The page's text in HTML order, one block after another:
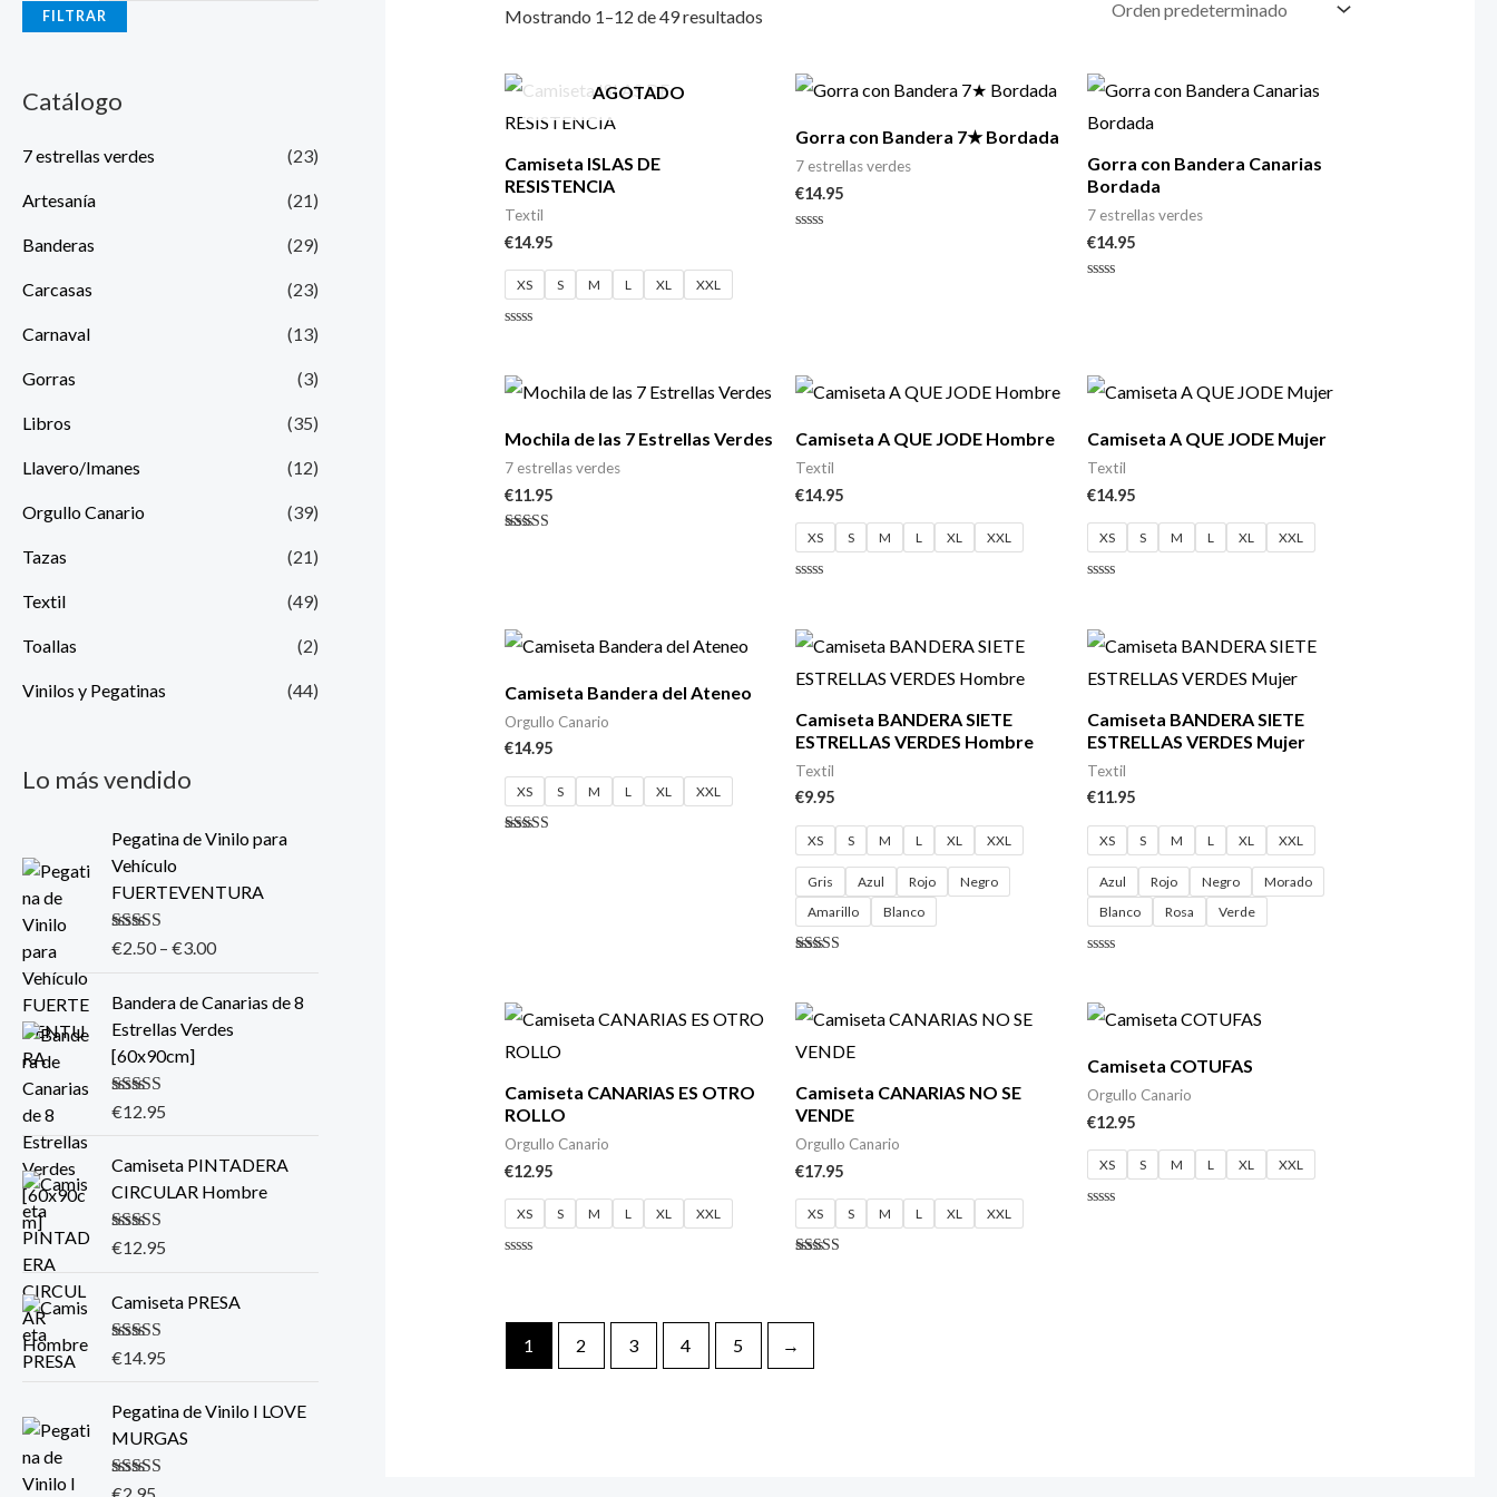
FILTRAR
Catálogo
7 estrellas verdes (23)
Artesanía (21)
Banderas (29)
Carcasas (23)
Carnaval (13)
Gorras (3)
Libros (35)
Llavero/Imanes (12)
Orgullo Canario (39)
Tazas (21)
Textil (49)
Toallas (2)
Vinilos y Pegatinas (44)
Lo más vendido
Pegatina de Vinilo para
Vehículo
FUERTEVENTURA
Valorado con
€2.50– €3.00
Bandera de Canarias de 8
Estrellas Verdes
[60x90cm]
Valorado con
€12.95
Camiseta PINTADERA
CIRCULAR Hombre
Valorado con
€12.95
Camiseta PRESA
Valorado con
€14.95
Pegatina de Vinilo I LOVE
MURGAS
Valorado con
Mostrando 1–12 de 49 resultados
AGOTADO
Camiseta ISLAS DE
RESISTENCIA
Textil
€14.95
XS S M L XL XXL
de
5
Gorra con Bandera 7★ Bordada
7 estrellas verdes
€14.95
Gorra con Bandera Canarias
Bordada
7 estrellas verdes
€14.95
Mochila de las 7 Estrellas Verdes
7 estrellas verdes
€11.95
Camiseta A QUE JODE Hombre
Textil
€14.95
XS S M L XL XXL
de
5
Camiseta A QUE JODE Mujer
Textil
€14.95
XS S M L XL XXL
de
5
Camiseta Bandera del Ateneo
Orgullo Canario
€14.95
XS S M L XL XXL
Camiseta BANDERA SIETE
ESTRELLAS VERDES Hombre
Textil
€9.95
XS S M L XL XXL
Gris Azul Rojo
Negro
Amarillo
Blanco
de 5
Camiseta BANDERA SIETE
ESTRELLAS VERDES Mujer
Textil
€11.95
XS S M L XL XXL
Azul Rojo Negro
Morado
Blanco
Rosa Verde
de
5
Camiseta CANARIAS ES OTRO
ROLLO
Orgullo Canario
€12.95
XS S M L XL XXL
5
Camiseta CANARIAS NO SE
VENDE
Orgullo Canario
€17.95
XS S M L XL XXL
Camiseta COTUFAS
Orgullo Canario
€12.95
XS S M L XL XXL
1 2 3 4 5 →